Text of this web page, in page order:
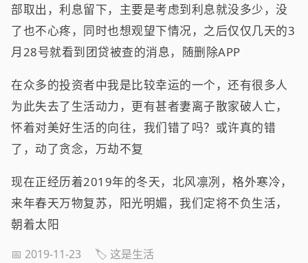
部取出，利息留下，主要是考虑到利息就没多少，没
了也不心疼，同时也想观望下情况，之后仅仅几天的3
月28号就看到团贷被查的消息，随删除APP
在众多的投资者中我是比较幸运的一个，还有很多人
为此失去了生活动力，更有甚者妻离子散家破人亡，
怀着对美好生活的向往，我们错了吗？或许真的错
了，动了贪念，万劫不复
现在正经历着2019年的冬天，北风凛冽，格外寒冷，
来年春天万物复苏，阳光明媚，我们定将不负生活，
朝着太阳
📅 2019-11-23 🏷️ 这是生活